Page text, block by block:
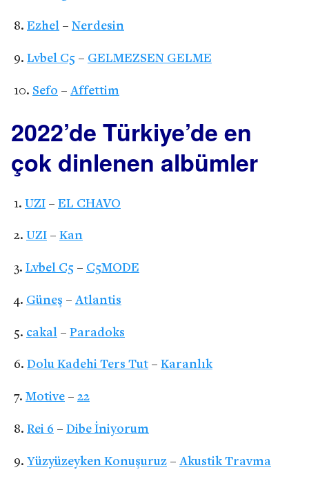
Ezhel – Nerdesin
Lvbel C5 – GELMEZSEN GELME
Sefo – Affettim
2022’de Türkiye’de en
çok dinlenen albümler
UZI – EL CHAVO
UZI – Kan
Lvbel C5 – C5MODE
Güneş – Atlantis
cakal – Paradoks
Dolu Kadehi Ters Tut – Karanlık
Motive – 22
Rei 6 – Dibe İniyorum
Yüzyüzeyken Konuşuruz – Akustik Travma